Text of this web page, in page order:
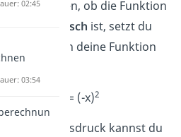
überprüfen, ob die Funktion
ist, setzt du
einfach – x in deine Funktion
f(-x) = (-x)2
Funktionsausdruck kannst du
02:45
03:54